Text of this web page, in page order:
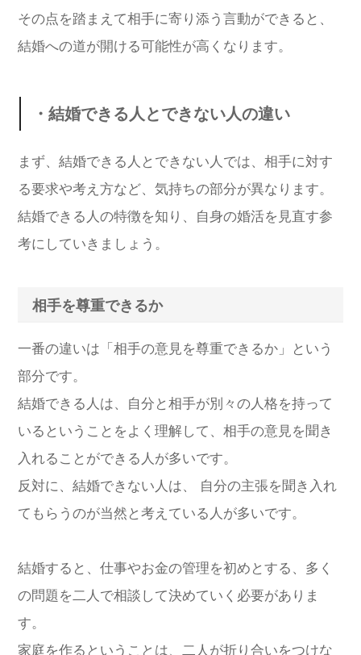
その点を踏まえて相手に寄り添う言動ができると、
結婚への道が開ける可能性が高くなります。
・結婚できる人とできない人の違い
まず、結婚できる人とできない人では、相手に対す
る要求や考え方など、気持ちの部分が異なります。
結婚できる人の特徴を知り、自身の婚活を見直す参
考にしていきましょう。
相手を尊重できるか
一番の違いは「相手の意見を尊重できるか」という
部分です。
結婚できる人は、自分と相手が別々の人格を持って
いるということをよく理解して、相手の意見を聞き
入れることができる人が多いです。
反対に、結婚できない人は、 自分の主張を聞き入れ
てもらうのが当然と考えている人が多いです。
結婚すると、仕事やお金の管理を初めとする、多く
の問題を二人で相談して決めていく必要がありま
す。
家庭を作るということは、二人が折り合いをつけな